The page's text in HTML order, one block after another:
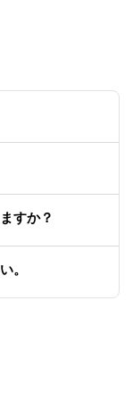
すか？
。